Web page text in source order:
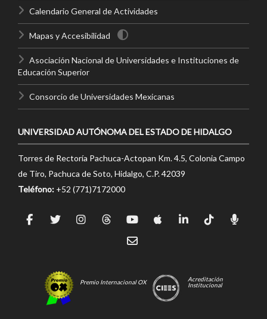
Calendario General de Actividades
Mapas y Accesibilidad
Asociación Nacional de Universidades e Instituciones de
Educación Superior
Consorcio de Universidades Mexicanas
UNIVERSIDAD AUTÓNOMA DEL ESTADO DE HIDALGO
Torres de Rectoría Pachuca-Actopan Km. 4.5, Colonia Campo
de Tiro, Pachuca de Soto, Hidalgo, C.P. 42039
Teléfono: +52 (771)7172000
Premio Internacional OX
Acreditación
Institucional